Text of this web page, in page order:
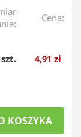
Cena:
szt. 4,91 zł
KOSZYKA